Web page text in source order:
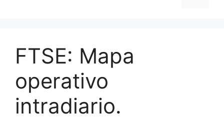
FTSE: Mapa
operativo
intradiario.